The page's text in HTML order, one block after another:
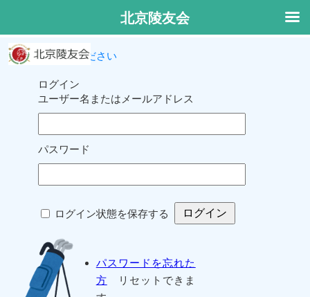
ログインしてください
ログイン
ユーザー名またはメールアドレス
パスワード
ログイン状態を保存する
パスワードを忘れた
方 リセットできま
北京陵友会